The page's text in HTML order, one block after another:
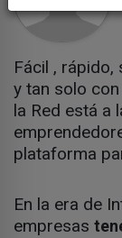
Fácil , rápido,
y tan solo
la Red está a
plataforma
En la era de
empresas